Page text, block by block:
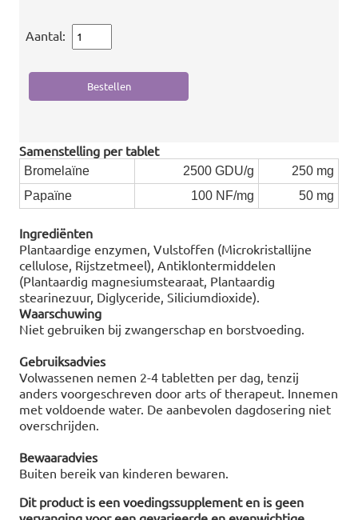
Aantal:
Samenstelling per tablet
Bromelaïne 2500 GDU/g
250 mg
Papaïne
100 NF/mg 50 mg
Ingrediënten
Plantaardige enzymen, Vulstoffen (Microkristallijne
cellulose, Rijstzetmeel), Antiklontermiddelen
(Plantaardig magnesiumstearaat, Plantaardig
stearinezuur, Diglyceride, Siliciumdioxide).
Waarschuwing
Niet gebruiken bij zwangerschap en borstvoeding.
Gebruiksadvies
Volwassenen nemen 2-4 tabletten per dag, tenzij
anders voorgeschreven door arts of therapeut. Innemen
met voldoende water. De aanbevolen dagdosering niet
overschrijden.
Bewaaradvies
Buiten bereik van kinderen bewaren.
Dit product is een voedingssupplement en is geen